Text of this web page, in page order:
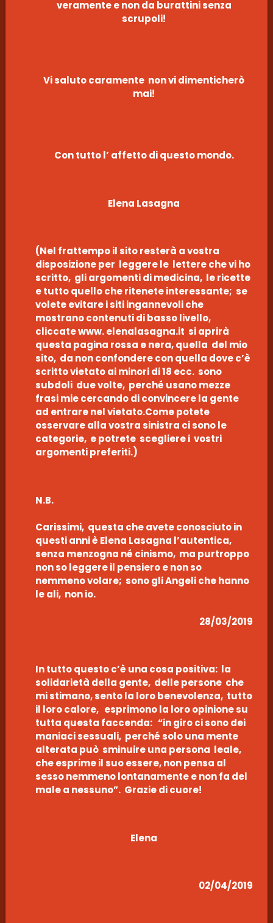
veramente e non da burattini senza
scrupoli!
Vi saluto caramente non vi dimenticherò
mai!
Con tutto l’ affetto di questo mondo.
Elena Lasagna
(Nel frattempo il sito resterà a vostra
disposizione per leggere le lettere che vi ho
scritto, gli argomenti di medicina, le ricette
e tutto quello che ritenete interessante; se
volete evitare i siti ingannevoli che
mostrano contenuti di basso livello,
cliccate www. elenalasagna.it si aprirà
questa pagina rossa e nera, quella del mio
sito, da non confondere con quella dove c’è
scritto vietato ai minori di 18 ecc. sono
subdoli due volte, perché usano mezze
frasi mie cercando di convincere la gente
ad entrare nel vietato.Come potete
osservare alla vostra sinistra ci sono le
categorie, e potrete scegliere i vostri
argomenti preferiti.)
N.B.
Carissimi, questa che avete conosciuto in
questi anni è Elena Lasagna l’autentica,
senza menzogna né cinismo, ma purtroppo
non so leggere il pensiero e non so
nemmeno volare; sono gli Angeli che hanno
le ali, non io.
28/03/2019
In tutto questo c’è una cosa positiva: la
solidarietà della gente, delle persone che
mi stimano, sento la loro benevolenza, tutto
il loro calore, esprimono la loro opinione su
tutta questa faccenda: “in giro ci sono dei
maniaci sessuali, perché solo una mente
alterata può sminuire una persona leale,
che esprime il suo essere, non pensa al
sesso nemmeno lontanamente e non fa del
male a nessuno”. Grazie di cuore!
Elena
02/04/2019